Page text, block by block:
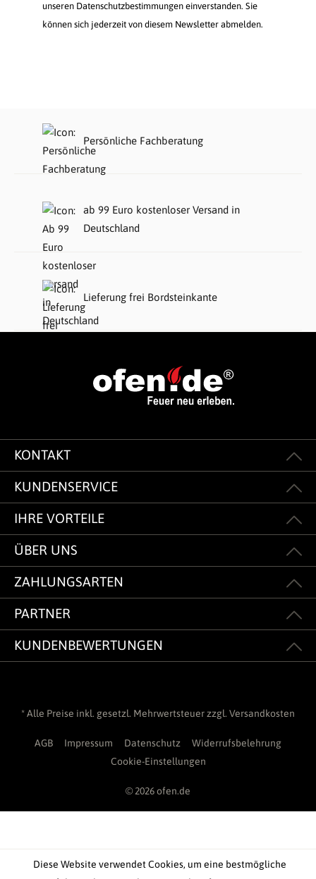
unseren Datenschutzbestimmungen einverstanden. Sie
können sich jederzeit von diesem Newsletter abmelden.
Persönliche Fachberatung
ab 99 Euro kostenloser Versand in
Deutschland
Lieferung frei Bordsteinkante
KONTAKT
KUNDENSERVICE
IHRE VORTEILE
ÜBER UNS
ZAHLUNGSARTEN
PARTNER
KUNDENBEWERTUNGEN
* Alle Preise inkl. gesetzl. Mehrwertsteuer zzgl. Versandkosten
AGB Impressum Datenschutz
Widerrufsbelehrung
Cookie-Einstellungen
© 2026 ofen.de
Diese Website verwendet Cookies, um eine bestmögliche